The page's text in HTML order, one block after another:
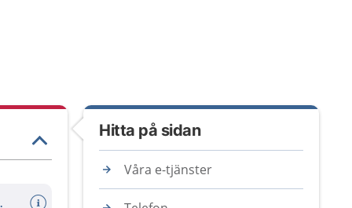
tid
Hitta på sidan
Våra e-tjänster